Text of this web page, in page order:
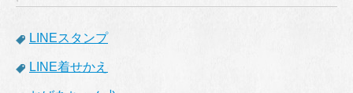
LINEスタンプ
LINE着せかえ